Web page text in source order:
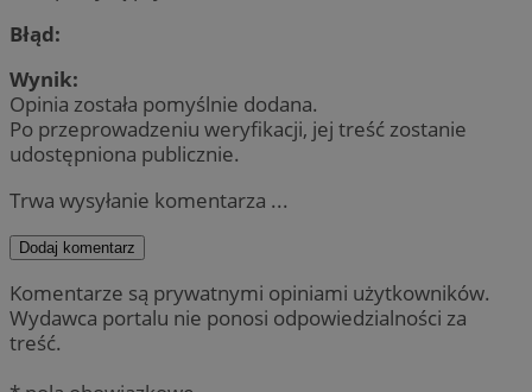
Błąd:
Wynik:
Opinia została pomyślnie dodana.
Po przeprowadzeniu weryfikacji, jej treść zostanie
udostępniona publicznie.
Trwa wysyłanie komentarza ...
Dodaj komentarz
Komentarze są prywatnymi opiniami użytkowników.
Wydawca portalu nie ponosi odpowiedzialności za
treść.